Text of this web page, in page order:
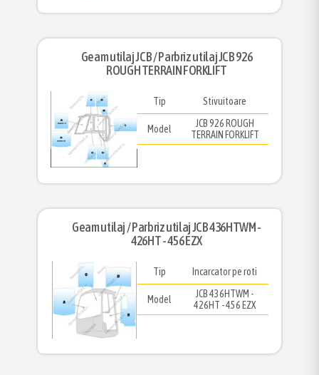
Geam utilaj JCB / Parbriz utilaj JCB 926
ROUGH TERRAIN FORKLIFT
Tip Stivuitoare
Model
JCB 926 ROUGH
TERRAIN FORKLIFT
Geam utilaj / Parbriz utilaj JCB 436HTWM -
426HT - 456 EZX
Tip Incarcator pe roti
Model
JCB 436HTWM -
426HT - 456 EZX